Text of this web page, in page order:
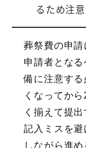
るため注
葬祭費の申
申請者とな
備に注意す
くなってか
く揃えて提
記入ミスを
しながら進め